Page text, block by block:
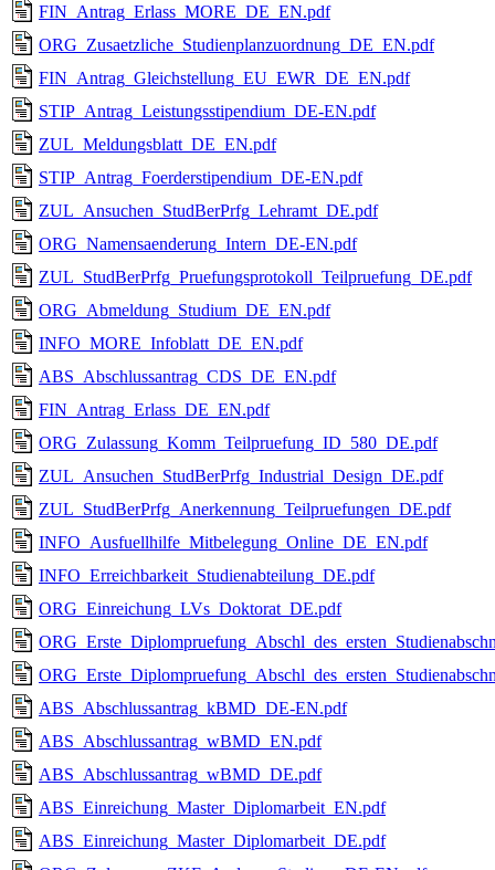
FIN_Antrag_Erlass_MORE_DE_EN.pdf
ORG_Zusaetzliche_Studienplanzuordnung_DE_EN.pdf
FIN_Antrag_Gleichstellung_EU_EWR_DE_EN.pdf
STIP_Antrag_Leistungsstipendium_DE-EN.pdf
ZUL_Meldungsblatt_DE_EN.pdf
STIP_Antrag_Foerderstipendium_DE-EN.pdf
ZUL_Ansuchen_StudBerPrfg_Lehramt_DE.pdf
ORG_Namensaenderung_Intern_DE-EN.pdf
ZUL_StudBerPrfg_Pruefungsprotokoll_Teilpruefung_DE.pdf
ORG_Abmeldung_Studium_DE_EN.pdf
INFO_MORE_Infoblatt_DE_EN.pdf
ABS_Abschlussantrag_CDS_DE_EN.pdf
FIN_Antrag_Erlass_DE_EN.pdf
ORG_Zulassung_Komm_Teilpruefung_ID_580_DE.pdf
ZUL_Ansuchen_StudBerPrfg_Industrial_Design_DE.pdf
ZUL_StudBerPrfg_Anerkennung_Teilpruefungen_DE.pdf
INFO_Ausfuellhilfe_Mitbelegung_Online_DE_EN.pdf
INFO_Erreichbarkeit_Studienabteilung_DE.pdf
ORG_Einreichung_LVs_Doktorat_DE.pdf
ABS_Abschlussantrag_kBMD_DE-EN.pdf
ABS_Abschlussantrag_wBMD_EN.pdf
ABS_Abschlussantrag_wBMD_DE.pdf
ABS_Einreichung_Master_Diplomarbeit_EN.pdf
ABS_Einreichung_Master_Diplomarbeit_DE.pdf